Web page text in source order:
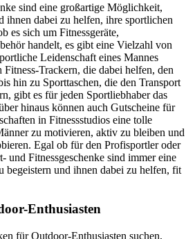
sind eine großartige Möglichkeit,
ihnen dabei zu helfen, ihre sportlichen
es sich um Fitnessgeräte,
handelt, es gibt eine Vielzahl von
Leidenschaft eines Mannes
Trackern, die dabei helfen, den
hin zu Sporttaschen, die den Transport
gibt es für jeden Sportliebhaber das
hinaus können auch Gutscheine für
in Fitnessstudios eine tolle
zu motivieren, aktiv zu bleiben und
Egal ob für den Profisportler oder
und Fitnessgeschenke sind immer eine
begeistern und ihnen dabei zu helfen, fit
Enthusiasten
für Outdoor-Enthusiasten suchen,